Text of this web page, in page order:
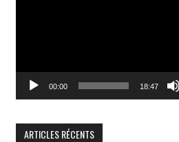
00:00 18:47
ARTICLES RÉCENTS